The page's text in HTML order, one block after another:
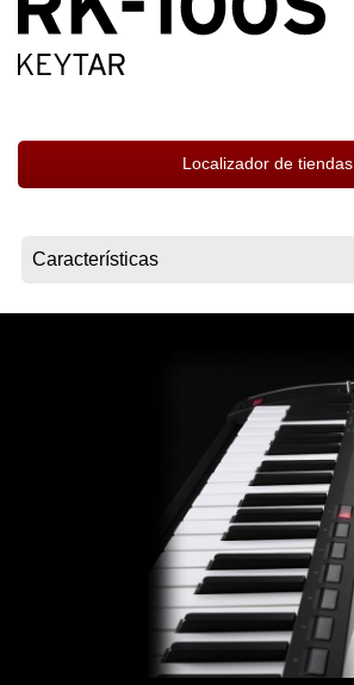
Noticias
Ubicación
Acerca de KORG
Localizador de tiendas